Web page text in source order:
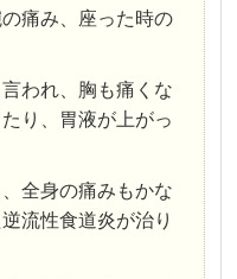
痛み、座った時の
われ、胸も痛くな
り、胃液が上がっ
全身の痛みもかな
流性食道炎が治り